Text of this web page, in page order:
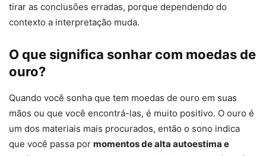
tirar as conclusões erradas, porque dependendo do
contexto a interpretação muda.
O que significa sonhar com moedas de
ouro?
Quando você sonha que tem moedas de ouro em suas
mãos ou que você encontrá-las, é muito positivo. O ouro é
um dos materiais mais procurados, então o sono indica
que você passa por momentos de alta autoestima e